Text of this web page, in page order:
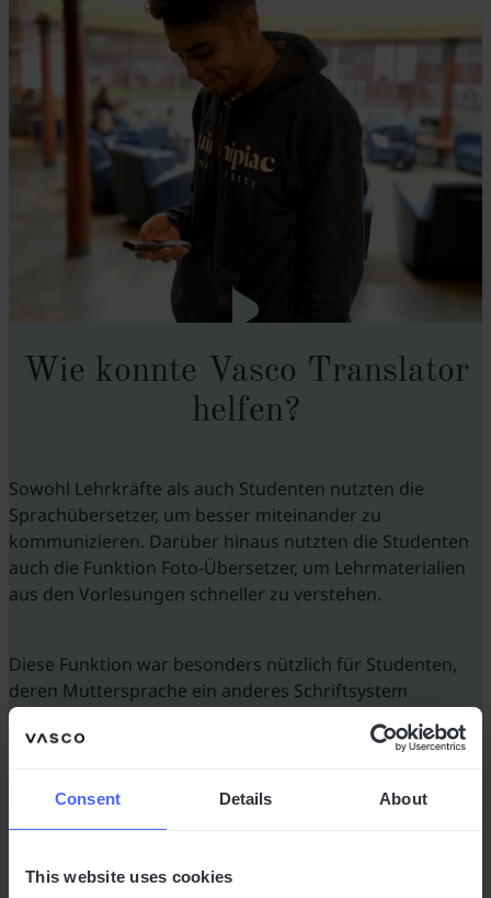
Consent Details About
This website uses cookies
Wie konnte Vasco Translator
helfen?
Sowohl Lehrkräfte als auch Studenten nutzten die
Sprachübersetzer, um besser miteinander zu
kommunizieren. Darüber hinaus nutzten die Studenten
auch die Funktion Foto-Übersetzer, um Lehrmaterialien
aus den Vorlesungen schneller zu verstehen.
Diese Funktion war besonders nützlich für Studenten,
deren Muttersprache ein anderes Schriftsystem
verwendet, wie das beispielsweise bei Arabisch der Fall
ist.